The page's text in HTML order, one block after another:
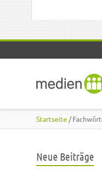
Startseite /
Neue Beiträge